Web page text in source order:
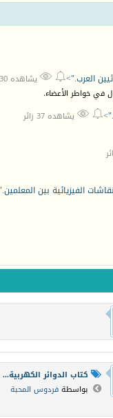
العرب.">
 يشاهده 230 زائر
في خواطر الأعضاء.

 يشاهده 37 زائر
الفيزيائية بين
كتاب الدوائر الكهربية...
بواسطةفردوس المحبة